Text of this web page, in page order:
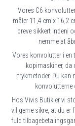
Vores C6
måler 11,4 cm x 16,2
breve sikkert indeni
nemme at
Vores konvolutter i en
kopimaskiner, da
trykmetoder. Du kan
konvolutterne
Hos Vivis Butik er vi
vil gerne sikre, at du
fuld